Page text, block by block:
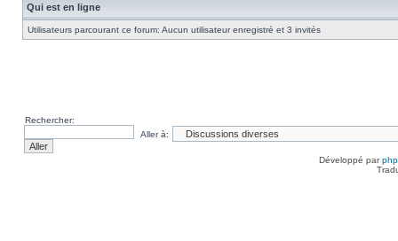
Qui est en ligne
Utilisateurs parcourant ce forum: Aucun utilisateur enregistré et 3 invités
Rechercher:
Aller à:
Développé par